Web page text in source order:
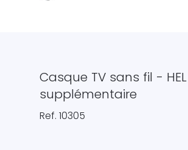
Casque TV sans fil - HEL
supplémentaire
Ref. 10305